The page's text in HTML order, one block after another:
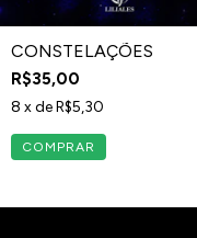
CONSTELAÇÕES
R$35,00
8 x deR$5,30